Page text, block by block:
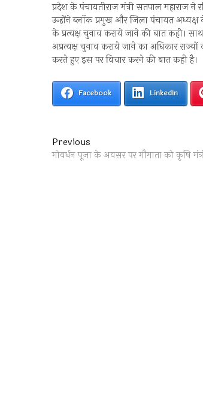
प्रदेश के पंचायतीराज मंत्री सतपाल महाराज ने
उन्होंने ब्लॉक प्रमुख और जिला पंचायत
के प्रत्यक्ष चुनाव कराये जाने की बात कही।
अप्रत्यक्ष चुनाव कराये जाने का अधिकार
करते हुए इस पर विचार करने की बात कही है।
Facebook LinkedIn
Post
navigation
Previous
post:
गोवर्धन पूजा के अवसर पर गौमाता को कृषि